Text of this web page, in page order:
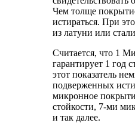
Чем толще
истираться. При
из латуни или
Считается, что 1
гарантирует 1 год
этот показатель
подверженных
микронное
стойкости, 7-ми
и так далее.